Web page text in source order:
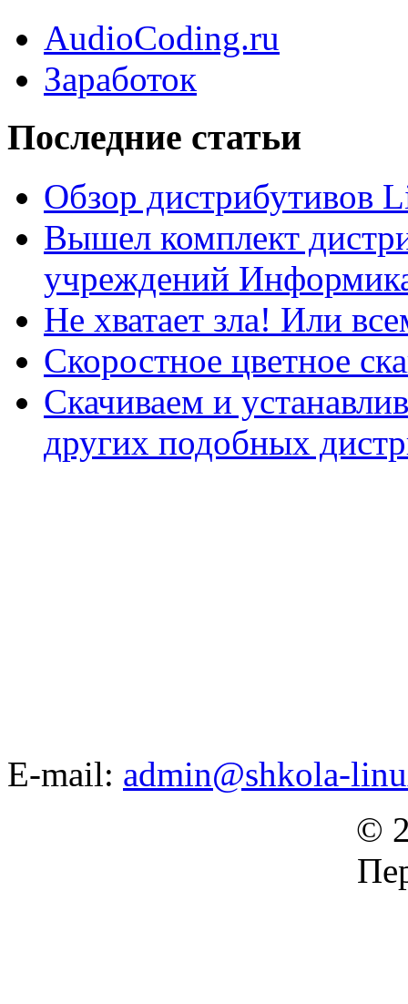
AudioCoding.ru
Заработок
Последние статьи
Обзор дистрибутивов
Вышел комплект
учреждений
Не хватает зла! Или
Скоростное цветное
Скачиваем и
других подобных
E-mail: admin@shkola-
©